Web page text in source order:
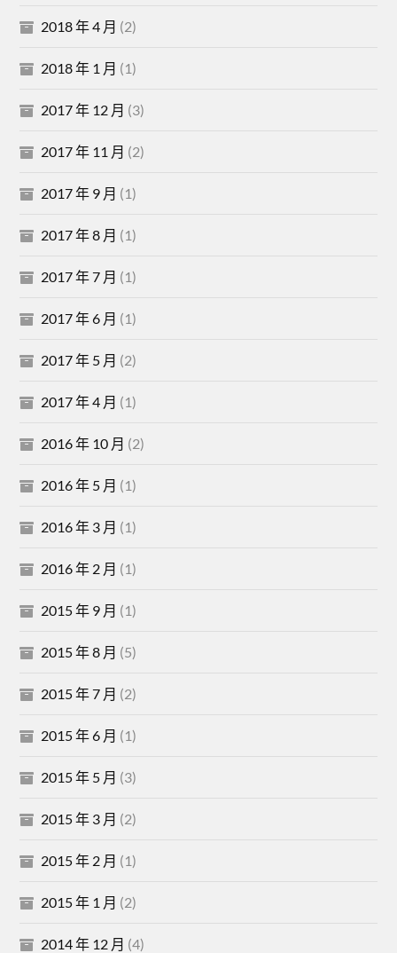
2018 年 4 月 (2)
2018 年 1 月 (1)
2017 年 12 月 (3)
2017 年 11 月 (2)
2017 年 9 月 (1)
2017 年 8 月 (1)
2017 年 7 月 (1)
2017 年 6 月 (1)
2017 年 5 月 (2)
2017 年 4 月 (1)
2016 年 10 月 (2)
2016 年 5 月 (1)
2016 年 3 月 (1)
2016 年 2 月 (1)
2015 年 9 月 (1)
2015 年 8 月 (5)
2015 年 7 月 (2)
2015 年 6 月 (1)
2015 年 5 月 (3)
2015 年 3 月 (2)
2015 年 2 月 (1)
2015 年 1 月 (2)
2014 年 12 月 (4)